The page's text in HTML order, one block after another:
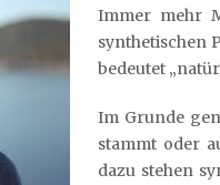
Immer mehr
synthetischen
bedeutet
Im Grunde
stammt oder
dazu stehen